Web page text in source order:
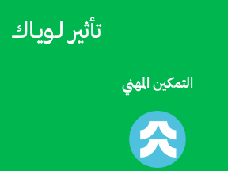
تأثير لـويـاك
التمكين المهني